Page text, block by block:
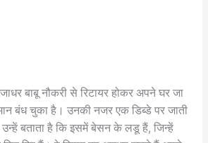
बाबू नौकरी से रिटायर होकर अपने घर जा
बंध चुका है। उनकी नजर एक डिब्डे पर जाती
बताता है कि इसमें बेसन के लडू हैं, जिन्हें